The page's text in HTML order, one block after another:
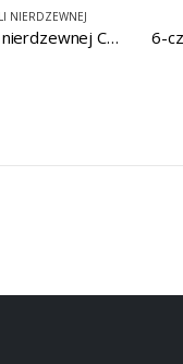
NIERDZEWNEJ
4-częściowy zestaw naczyń ze stali nierdzewnej CW-E073